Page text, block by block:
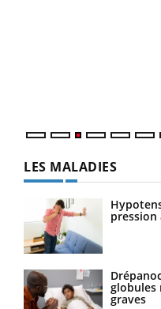
LES MALADIES
globules
graves